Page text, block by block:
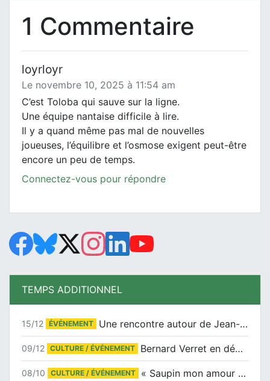
1 Commentaire
loyrloyr
Le novembre 10, 2025 à 11:54 am
C’est Toloba qui sauve sur la ligne.
Une équipe nantaise difficile à lire.
Il y a quand même pas mal de nouvelles
joueuses, l’équilibre et l’osmose exigent peut-être
encore un peu de temps.
Connectez-vous pour répondre
TEMPS ADDITIONNEL
15/12 ÉVÉNEMENT Une rencontre autour de Jean-Claude Suaudeau
09/12 CULTURE / ÉVÉNEMENT Bernard Verret en dédicaces le samedi 13 décembre à l’Espace Culturel Atlantis
08/10 CULTURE / ÉVÉNEMENT « Saupin mon amour » au salon du livre de Trentemoult